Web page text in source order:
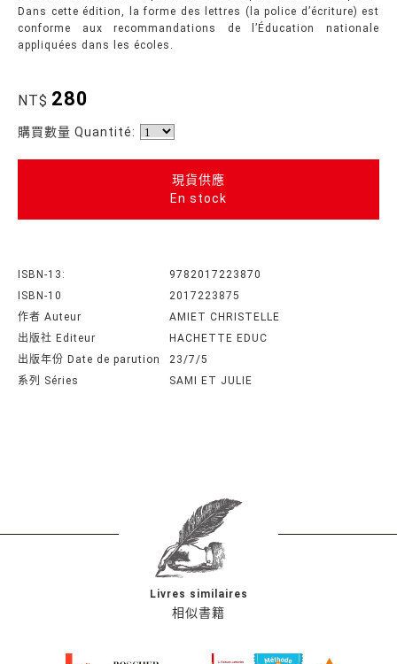
Dans cette édition, la forme des lettres (la police d’écriture) est
conforme aux recommandations de l’Éducation nationale
appliquées dans les écoles.
NT$ 280
購買數量 Quantité:
現貨供應
En stock
ISBN-13:
9782017223870
ISBN-10
2017223875
作者 Auteur
AMIET CHRISTELLE
出版社 Editeur
HACHETTE EDUC
出版年份 Date de parution
23/7/5
系列 Séries
SAMI ET JULIE
相似書籍
Livres similaires